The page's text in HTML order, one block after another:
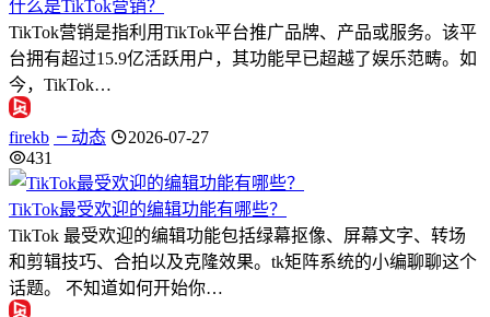
什么是TikTok营销？
TikTok营销是指利用TikTok平台推广品牌、产品或服务。该平
台拥有超过15.9亿活跃用户，其功能早已超越了娱乐范畴。如
今，TikTok…
firekb 动态
2026-07-27
431
TikTok最受欢迎的编辑功能有哪些？
TikTok 最受欢迎的编辑功能包括绿幕抠像、屏幕文字、转场
和剪辑技巧、合拍以及克隆效果。tk矩阵系统的小编聊聊这个
话题。 不知道如何开始你…